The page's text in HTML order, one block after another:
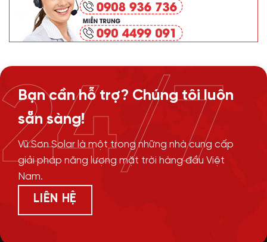
Bạn cần hỗ trợ? Chúng tôi luôn
sẵn sàng!
Vũ Sơn Solar là một trong những nhà cung cấp
giải pháp năng lượng mặt trời hàng đầu Việt
Nam.
LIÊN HỆ
24/7